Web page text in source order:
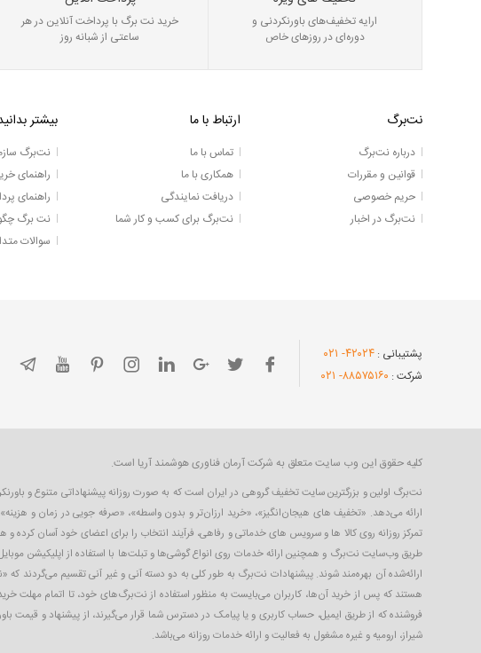
ارایه تخفیف‌های باورنکردنی و
دوره‌ای در روز‌های خاص
خرید نت برگ با پرداخت آنلاین در هر
ساعتی از شبانه روز
نت‌برگ
درباره نت‌برگ
قوانین و مقررات
حریم خصوصی
نت‌برگ در اخبار
ارتباط با ما
تماس با ما
همکاری با ما
دریافت نمایندگی
نت‌برگ برای کسب و کار شما
بیشتر
نت‌برگ
راهنمای
راهنمای
نت برگ
سوالات
پشتیبانی : ۴۲۰۲۴- ۰۲۱
شرکت : ۸۸۵۷۵۱۶۰- ۰۲۱
کلیه حقوق این وب سایت متعلق به شرکت آرمان فناوری هوشمند آریا است.
ارائه می‌دهد. «تخفیف های هیجان‌انگیز»، «خرید ارزان‌تر و بدون واسطه»، «صرفه جویی در زمان و
تمرکز روزانه روی کالا ها و سرویس های خدماتی و رفاهی، فرآیند انتخاب را برای اعضای خود آسان
طریق وب‌سایت نت‌برگ و همچنین ارائه خدمات روی انواع گوشی‌ها و تبلت‌ها با استفاده از اپلیکیشن
ارائه‌شده آن بهره‌مند شوند. پیشنهادات نت‌برگ به طور کلی به دو دسته آنی و غیر آنی تقسیم می‌گردند که
هستند که پس از خرید آن‌ها، کاربران می‌بایست به منظور استفاده از نت‌برگ‌های خود، تا اتمام مهلت
فروشنده که از طریق ایمیل، حساب کاربری‌ و یا پیامک در دسترس شما قرار می‌گیرند، از پیشنهاد و
شیراز، ارومیه و غیره مشغول به فعالیت و ارائه خدمات روزانه می‌باشد.